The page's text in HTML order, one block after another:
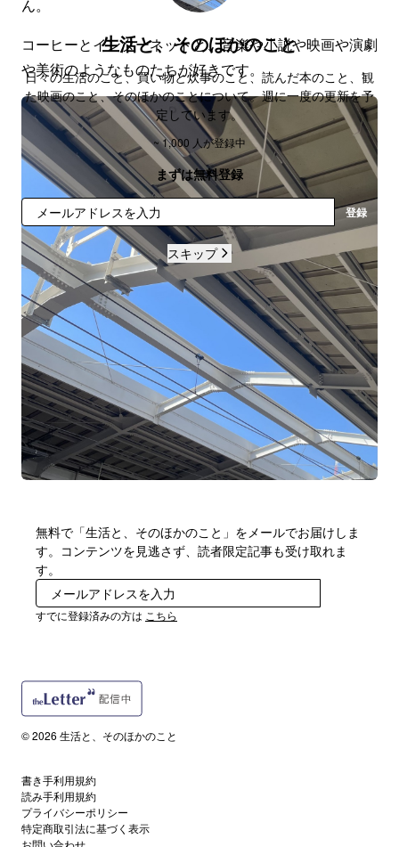
ん。
コーヒーとインターネットと、音楽や小説や映画や演劇
や美術のようなものたちが好きです。
無料で「生活と、そのほかのこと」をメールでお届けしま
す。コンテンツを見逃さず、読者限定記事も受け取れま
す。
すでに登録済みの方は こちら
生活と、そのほかのこと
日々の生活のこと、買い物と炊事のこと、読んだ本のこと、観
た映画のこと、そのほかのことについて。週に一度の更新を予
定しています。
~ 1,000 人が登録中
まずは無料登録
登録
スキップ
© 2026 生活と、そのほかのこと
書き手利用規約
読み手利用規約
プライバシーポリシー
特定商取引法に基づく表示